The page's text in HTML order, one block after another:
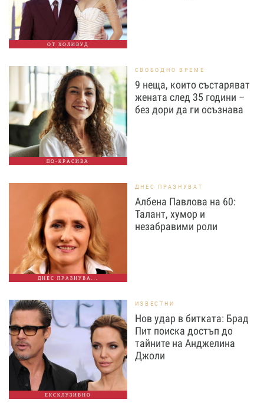
ОТ ХОЛИВУД
ПО-КРАСИВА
СВОБОДНО ВРЕМЕ
9 неща, които състаряват
жената след 35 години –
без дори да ги осъзнава
ДНЕС ПРАЗНУВА...
ДНЕС ПРАЗНУВАТ
Албена Павлова на 60:
Талант, хумор и
незабравими роли
ЕКСКЛУЗИВНО
ИЗВЕСТНИ
Нов удар в битката: Брад
Пит поиска достъп до
тайните на Анджелина
Джоли